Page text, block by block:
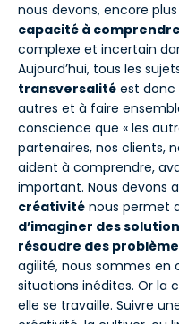
nous devons, encore plus
capacité à
complexe et incertain
Aujourd’hui, tous les
transversalité est donc
autres et à faire
conscience que « les
partenaires, nos clients,
aident à comprendre,
important. Nous devons
créativité nous permet
d’imaginer des
résoudre des
agilité, nous sommes en
situations inédites. Or la
elle se travaille. Suivre